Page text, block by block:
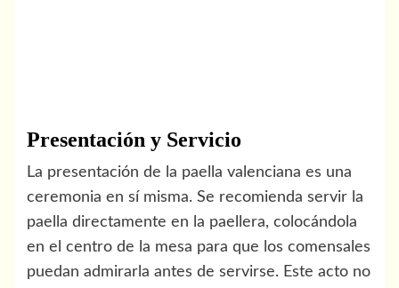
Presentación y Servicio
La presentación de la paella valenciana es una
ceremonia en sí misma. Se recomienda servir la
paella directamente en la paellera, colocándola
en el centro de la mesa para que los comensales
puedan admirarla antes de servirse. Este acto no